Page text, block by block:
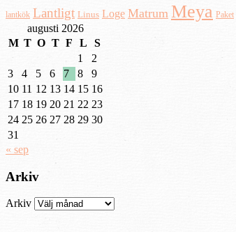
lantkök Lantligt Linus Loge Matrum Meya Paket
augusti 2026
M T O T F L
S
1
2
3
4 5 6 7 8
9
10 11 12 13 14 15 16
17 18 19 20 21 22 23
24 25 26 27 28 29 30
31
« sep
Arkiv
Arkiv